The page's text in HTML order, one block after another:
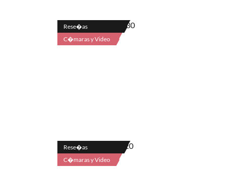
Rese�as
C�maras y Video
Rese�as
C�maras y Video